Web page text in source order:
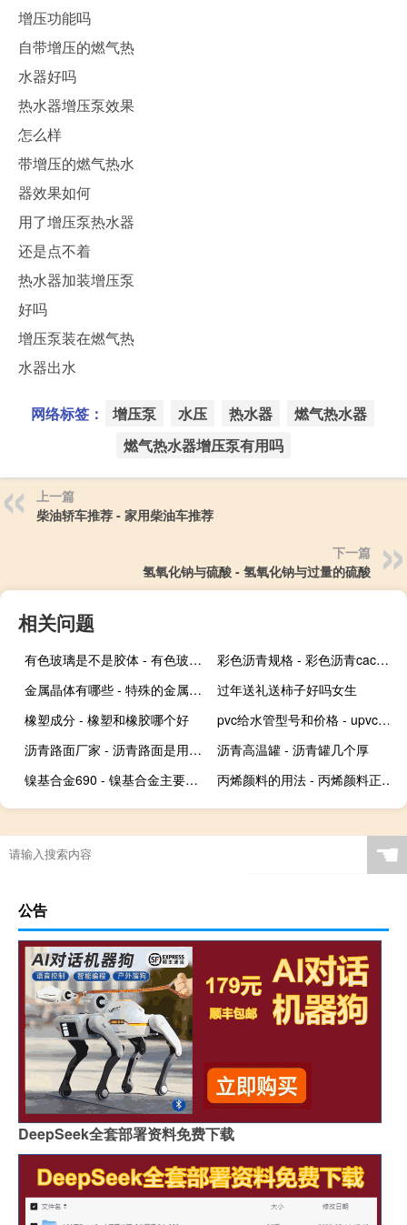
增压功能吗
自带增压的燃气热
水器好吗
热水器增压泵效果
怎么样
带增压的燃气热水
器效果如何
用了增压泵热水器
还是点不着
热水器加装增压泵
好吗
增压泵装在燃气热
水器出水
网络标签： 增压泵 水压 热水器
燃气热水器
燃气热水器增压泵有用吗
上一篇
柴油轿车推荐 - 家用柴油车推荐
下一篇
氢氧化钠与硫酸 - 氢氧化钠与过量的硫酸
相关问题
有色玻璃是不是胶体 - 有色玻璃利用了胶体什么性质
彩色沥青规格 - 彩色沥青cac是什么意思
金属晶体有哪些 - 特殊的金属晶体有哪些
过年送礼送柿子好吗女生
橡塑成分 - 橡塑和橡胶哪个好
pvc给水管型号和价格 - upvc与pvc-u管材区别
沥青路面厂家 - 沥青路面是用什么材料做的
沥青高温罐 - 沥青罐几个厚
镍基合金690 - 镍基合金主要成分
丙烯颜料的用法 - 丙烯颜料正确使用方法
☚
公告
DeepSeek全套部署资料免费下载